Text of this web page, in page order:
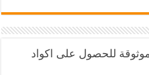
للحصول على اكواد